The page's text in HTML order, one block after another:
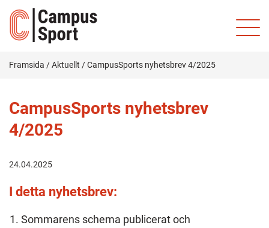
Framsida /Aktuellt /CampusSports nyhetsbrev 4/2025
CampusSports nyhetsbrev
4/2025
24.04.2025
I detta nyhetsbrev:
Sommarens schema publicerat och